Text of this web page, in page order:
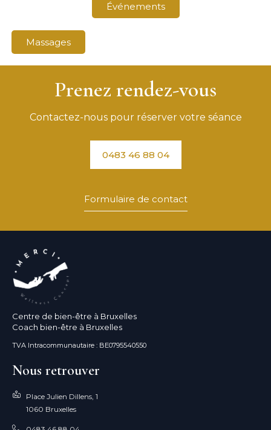
Événements
Massages
Prenez rendez-vous
Contactez-nous pour réserver votre séance
0483 46 88 04
Formulaire de contact
Centre de bien-être à Bruxelles
Coach bien-être à Bruxelles
TVA Intracommunautaire : BE0795540550
Nous retrouver
Place Julien Dillens, 1
1060 Bruxelles